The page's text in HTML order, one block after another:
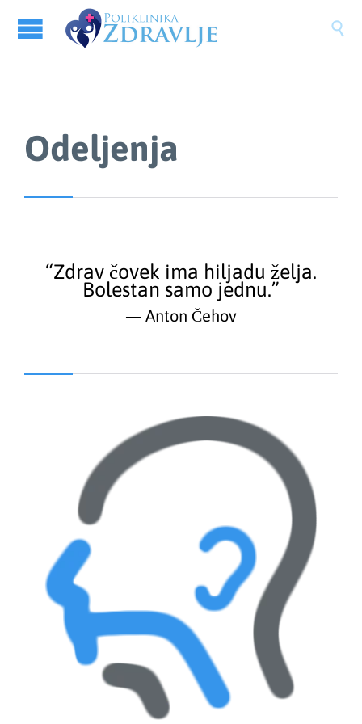

Odeljenja
“Zdrav čovek ima hiljadu želja.
Bolestan samo jednu.”
— Anton Čehov